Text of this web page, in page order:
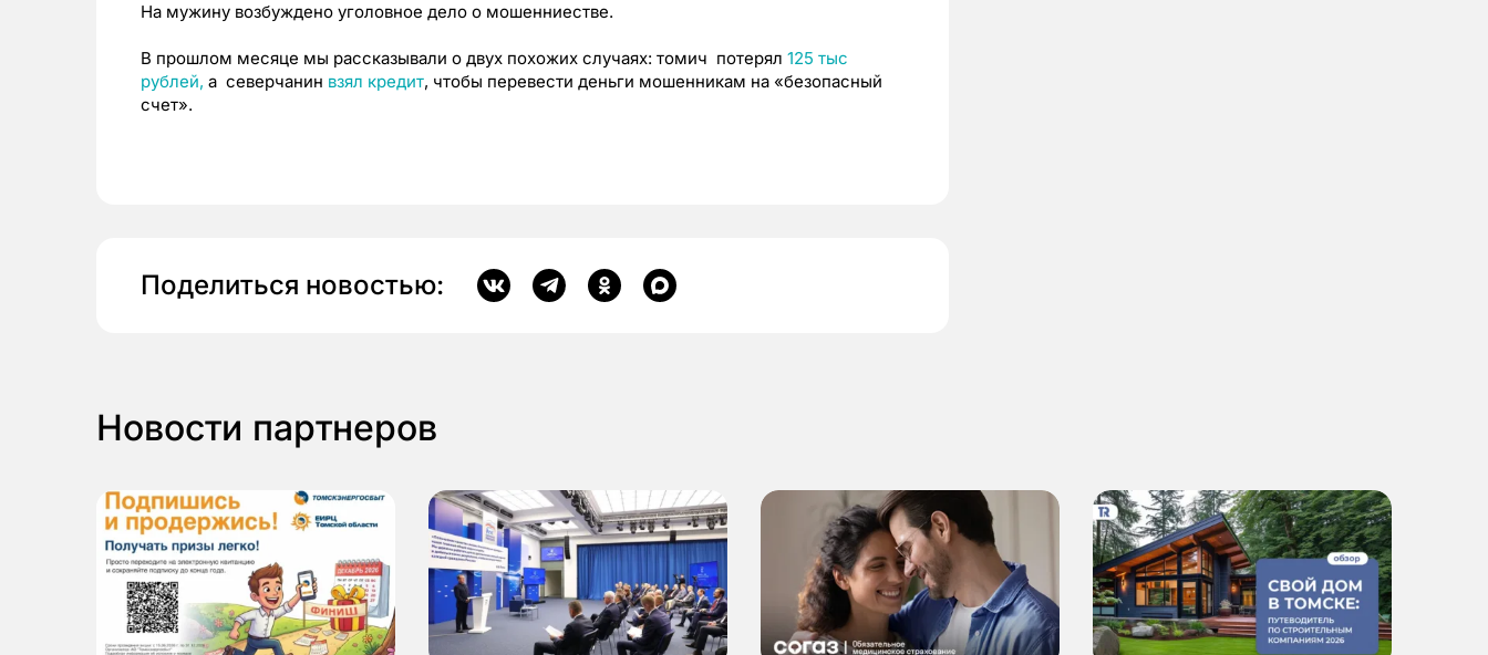
На мужину возбуждено уголовное дело о мошенниестве.
В прошлом месяце мы рассказывали о двух похожих случаях: томич потерял 125 тыс
рублей, а северчанин взял кредит, чтобы перевести деньги мошенникам на «безопасный
счет».
Поделиться новостью:
Новости партнеров